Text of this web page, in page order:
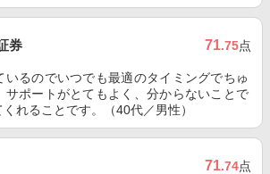
券 71.75点
いるのでいつでも最適のタイミングでちゅ
サポートがとてもよく、分からないことで
れることです。（40代／男性）
71.74点